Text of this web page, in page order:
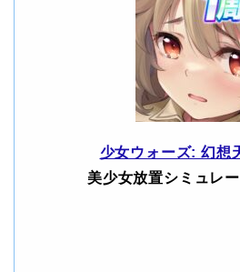
少女ウォーズ: 幻想
美少女放置シミュレ